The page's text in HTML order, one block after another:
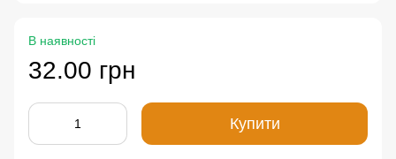
В наявності
32.00 грн
Купити